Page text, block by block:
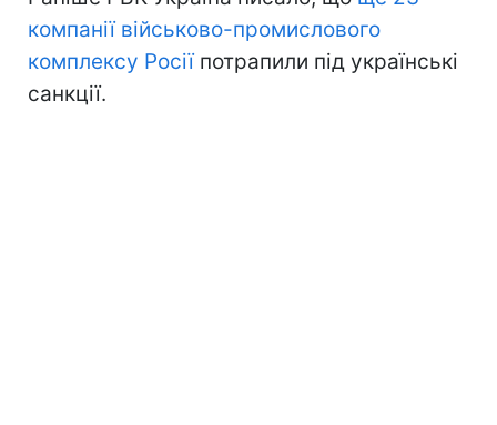
компанії військово-промислового
комплексу Росіїпотрапили під українські
санкції.